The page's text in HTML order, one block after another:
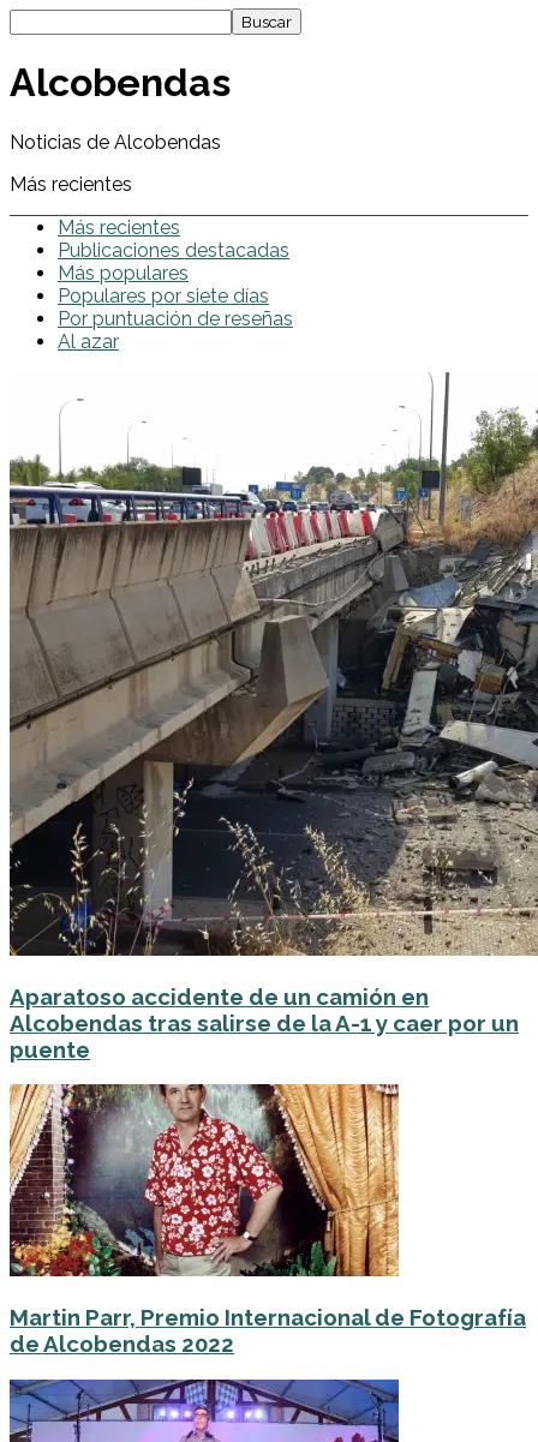
Alcobendas
Noticias de Alcobendas
Más recientes
Más recientes
Publicaciones destacadas
Más populares
Populares por siete días
Por puntuación de reseñas
Al azar
Aparatoso accidente de un camión en
Alcobendas tras salirse de la A-1 y caer por un
puente
Martin Parr, Premio Internacional de Fotografía
de Alcobendas 2022